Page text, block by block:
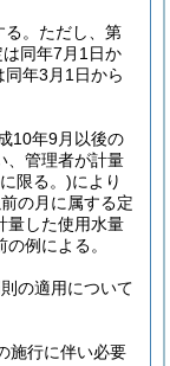
。 ただし、第
同年7月1日か
年3月1日から
10年9月以後の
、管理者が計量
限る。)により
の月に属する定
量した使用水量
例による。
の適用について
施行に伴い必要